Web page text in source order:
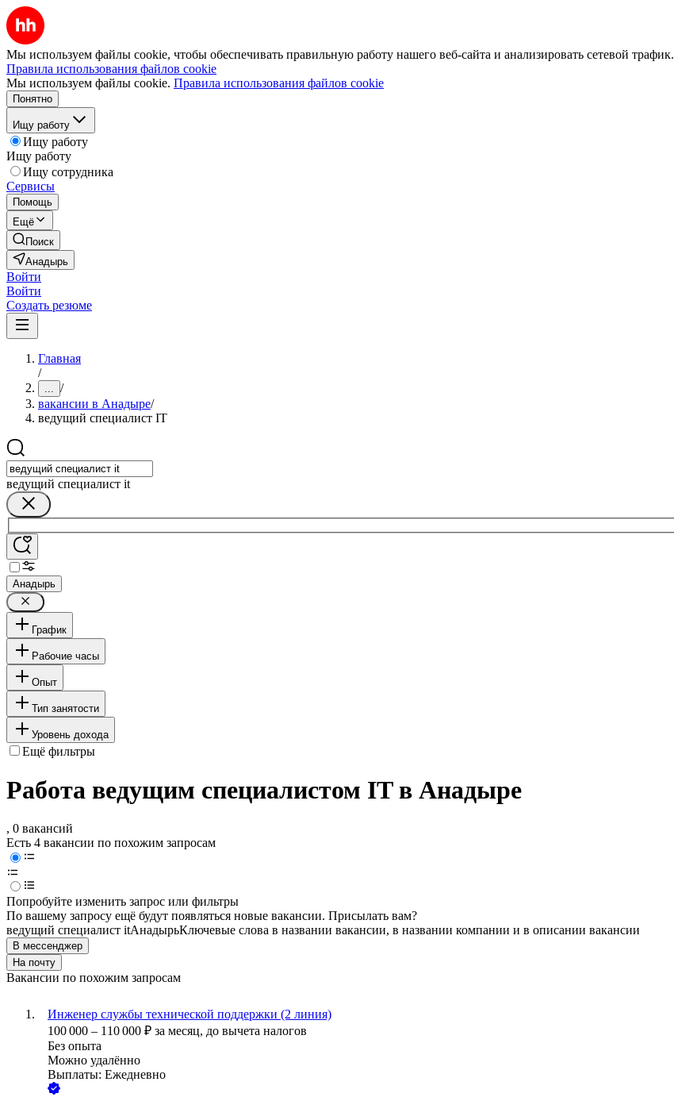
Мы используем файлы cookie, чтобы обеспечивать правильную работу нашего веб-сайта и анализировать сетевой трафик.
Правила использования файлов cookie
Мы используем файлы cookie. Правила использования файлов cookie
Понятно
Ищу работу
Ищу работу
Ищу работу
Ищу сотрудника
Сервисы
Помощь
Ещё
Поиск
Анадырь
Войти
Войти
Создать резюме
Главная
/
... /
вакансии в Анадыре/
ведущий специалист IT
ведущий специалист it
Анадырь
График
Рабочие часы
Опыт
Тип занятости
Уровень дохода
Ещё фильтры
Работа ведущим специалистом IT в Анадыре
, 0 вакансий
Есть 4 вакансии по похожим запросам
Попробуйте изменить запрос или фильтры
По вашему запросу ещё будут появляться новые вакансии. Присылать вам?
ведущий специалист itАнадырьКлючевые слова в названии вакансии, в названии компании и в описании вакансии
В мессенджер
На почту
Вакансии по похожим запросам
Инженер службы технической поддержки (2 линия)
100 000 – 110 000 ₽ за месяц, до вычета налогов
Без опыта
Можно удалённо
Выплаты: Ежедневно